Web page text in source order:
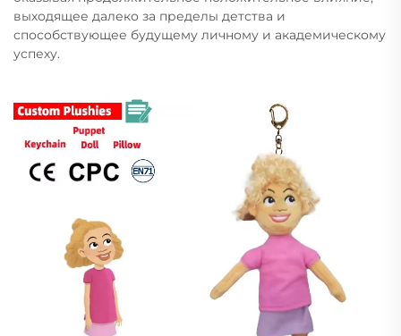
выходящее далеко за пределы детства и
способствующее будущему личному и академическому
успеху.